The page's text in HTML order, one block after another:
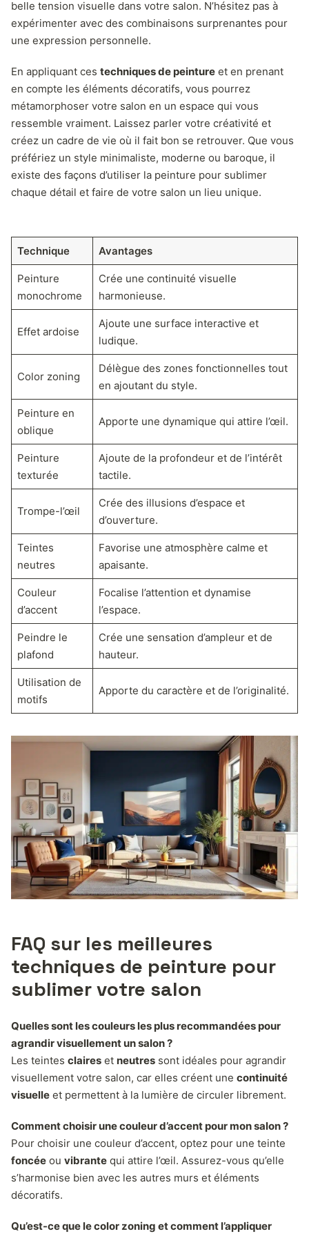
belle tension visuelle dans votre salon. N’hésitez pas à
expérimenter avec des combinaisons surprenantes pour
une expression personnelle.
En appliquant ces techniques de peinture et en prenant
en compte les éléments décoratifs, vous pourrez
métamorphoser votre salon en un espace qui vous
ressemble vraiment. Laissez parler votre créativité et
créez un cadre de vie où il fait bon se retrouver. Que vous
préfériez un style minimaliste, moderne ou baroque, il
existe des façons d’utiliser la peinture pour sublimer
chaque détail et faire de votre salon un lieu unique.
Technique Avantages
Peinture
monochrome
Crée une continuité visuelle
harmonieuse.
Effet ardoise
Ajoute une surface interactive et
ludique.
Color zoning
Délègue des zones fonctionnelles tout
en ajoutant du style.
Peinture en
oblique
Apporte une dynamique qui attire l’œil.
Peinture
texturée
Ajoute de la profondeur et de l’intérêt
tactile.
Trompe-l’œil
Crée des illusions d’espace et
d’ouverture.
Teintes
neutres
Favorise une atmosphère calme et
apaisante.
Couleur
d’accent
Focalise l’attention et dynamise
l’espace.
Peindre le
plafond
Crée une sensation d’ampleur et de
hauteur.
Utilisation de
motifs
Apporte du caractère et de l’originalité.
FAQ sur les meilleures
techniques de peinture pour
sublimer votre salon
Quelles sont les couleurs les plus recommandées pour
agrandir visuellement un salon ?
Les teintes claires et neutres sont idéales pour agrandir
visuellement votre salon, car elles créent une continuité
visuelle et permettent à la lumière de circuler librement.
Comment choisir une couleur d’accent pour mon salon ?
Pour choisir une couleur d’accent, optez pour une teinte
foncée ou vibrante qui attire l’œil. Assurez-vous qu’elle
s’harmonise bien avec les autres murs et éléments
décoratifs.
Qu’est-ce que le color zoning et comment l’appliquer